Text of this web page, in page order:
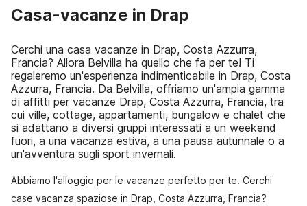
Casa-vacanze in Drap
Cerchi una casa vacanze in Drap, Costa Azzurra,
Francia? Allora Belvilla ha quello che fa per te! Ti
regaleremo un'esperienza indimenticabile in Drap, Costa
Azzurra, Francia. Da Belvilla, offriamo un'ampia gamma
di affitti per vacanze Drap, Costa Azzurra, Francia, tra
cui ville, cottage, appartamenti, bungalow e chalet che
si adattano a diversi gruppi interessati a un weekend
fuori, a una vacanza estiva, a una pausa autunnale o a
un'avventura sugli sport invernali.
Abbiamo l'alloggio per le vacanze perfetto per te. Cerchi
case vacanza spaziose in Drap, Costa Azzurra, Francia?